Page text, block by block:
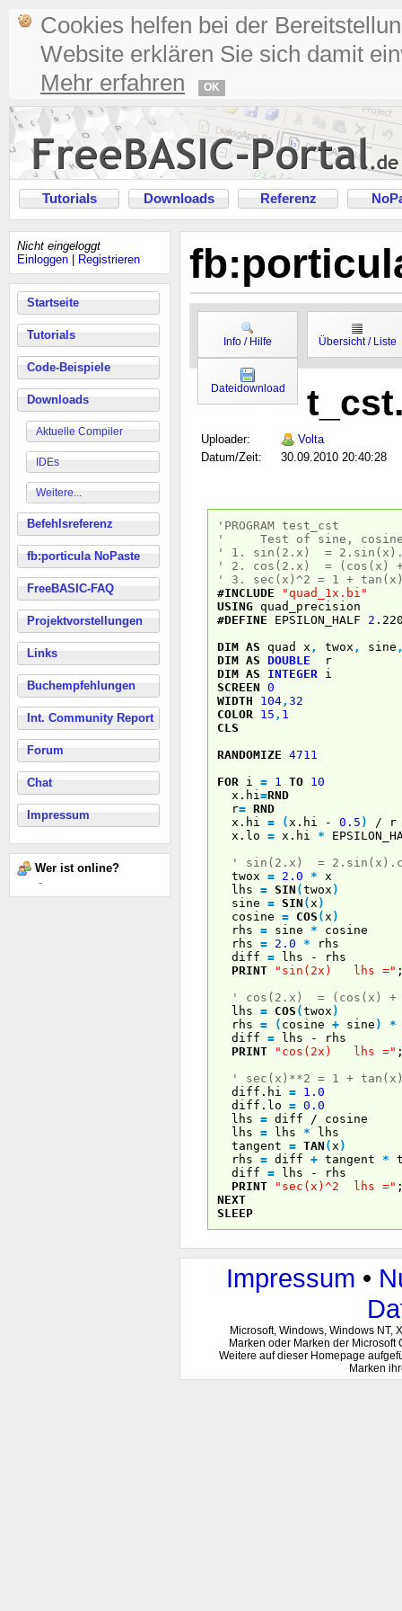
Cookies helfen bei der
Website erklären Sie sich damit
Mehr erfahren
OK
Tutorials Downloads Referenz
Nicht eingeloggt
Einloggen
Registrieren
Startseite
Tutorials
Code-Beispiele
Downloads
Aktuelle Compiler
IDEs
Weitere...
Befehlsreferenz
fb:porticula NoPaste
FreeBASIC-FAQ
Projektvorstellungen
Links
Buchempfehlungen
Int. Community Report
Forum
Chat
Impressum
Wer ist online?
-
Info / Hilfe Übersicht / Liste
Dateidownload
Uploader:
Volta
Datum/Zeit:
30.09.2010 20:40:28
'PROGRAM test_cst
' Test of sine, cosine
' 1. sin(2.x) =
' 2. cos(2.x) = (cos(x)
' 3. sec(x)^2 = 1 +
#INCLUDE
"quad_1x.bi"
USING quad_precision
#DEFINE EPSILON_HALF 2
DIM AS quad x , twox , sine
DIM AS DOUBLE r
DIM AS INTEGER i
SCREEN 0
WIDTH
104, 32
COLOR 15 , 1
CLS
RANDOMIZE 4711
FOR i = 1 TO 10
x.hi=RND
r= RND
x.hi = (x.hi - 0.5 )
/ r
x.lo = x.hi *
' sin(2.x) =
twox = 2.0 * x
lhs = SIN (twox )
sine = SIN (x )
cosine = COS (x )
rhs = sine * cosine
rhs = 2.0 * rhs
diff = lhs - rhs
PRINT
"sin(2x) lhs ="
' cos(2.x) = (cos(x)
lhs = COS (twox )
rhs = ( cosine + sine )
*
diff = lhs - rhs
PRINT
"cos(2x) lhs ="
' sec(x)**2 = 1 +
diff.hi = 1.0
diff.lo = 0.0
lhs = diff / cosine
lhs = lhs * lhs
tangent = TAN (x )
rhs = diff + tangent *
diff = lhs - rhs
PRINT
"sec(x)^2 lhs ="
NEXT
SLEEP
Impressum •
Microsoft, Windows, Windows NT,
Marken oder Marken der
Weitere auf dieser Homepage
Marken